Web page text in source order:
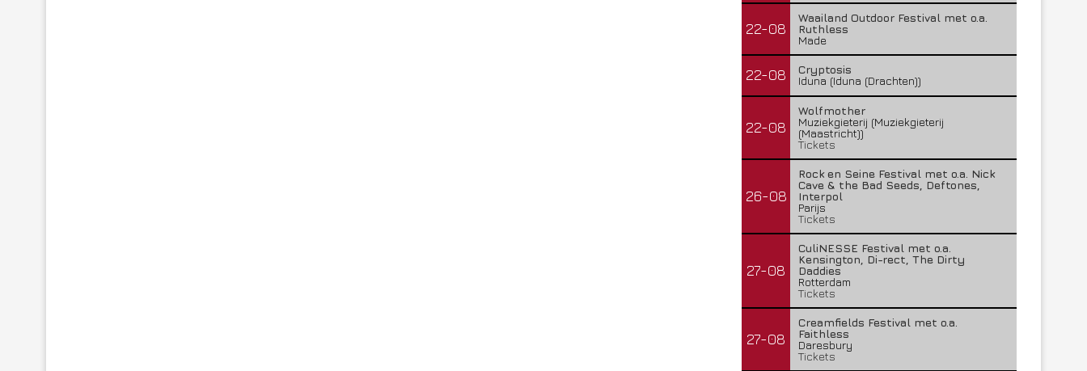
22-08
Waailand Outdoor Festival met o.a.
Ruthless
Made
22-08
Cryptosis
Iduna (Iduna (Drachten))
22-08
Wolfmother
Muziekgieterij (Muziekgieterij
(Maastricht))
Tickets
26-08
Rock en Seine Festival met o.a. Nick
Cave & the Bad Seeds, Deftones,
Interpol
Parijs
Tickets
27-08
CuliNESSE Festival met o.a.
Kensington, Di-rect, The Dirty
Daddies
Rotterdam
Tickets
27-08
Creamfields Festival met o.a.
Faithless
Daresbury
Tickets